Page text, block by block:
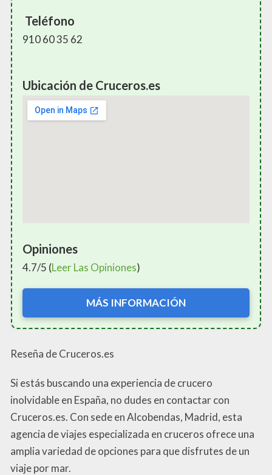
Teléfono
910 60 35 62
Ubicación de Cruceros.es
Opiniones
4.7/5 (Leer Las Opiniones)
MÁS INFORMACIÓN
Reseña de Cruceros.es
Si estás buscando una experiencia de crucero
inolvidable en España, no dudes en contactar con
Cruceros.es. Con sede en Alcobendas, Madrid, esta
agencia de viajes especializada en cruceros ofrece una
amplia variedad de opciones para que disfrutes de un
viaje por mar.